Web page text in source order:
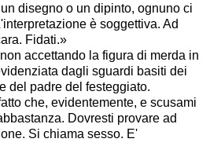
disegno o un dipinto, ognuno ci
è soggettiva. Ad
Fidati.»
accettando la figura di merda in
dagli sguardi basiti dei
del padre del festeggiato.
che, evidentemente, e scusami
Dovresti provare ad
Si chiama sesso. E'